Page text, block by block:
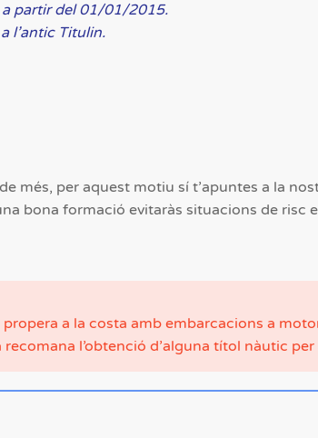
partir del 01/01/2015.
l’antic Titulin.
més, per aquest motiu sí t’apuntes a la
bona formació evitaràs situacions de risc
a la costa amb embarcacions a
l’obtenció d’alguna títol nàutic